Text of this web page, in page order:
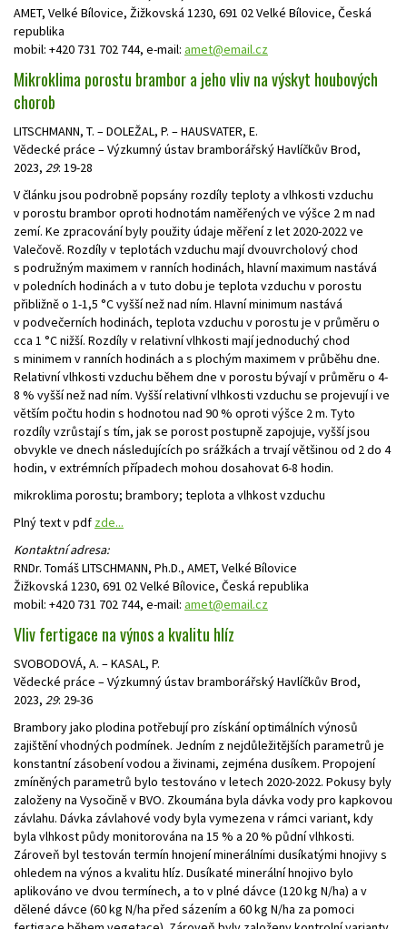
AMET, Velké Bílovice, Žižkovská 1230, 691 02 Velké Bílovice, Česká
republika
mobil: +420 731 702 744, e-mail: amet@email.cz
Mikroklima porostu brambor a jeho vliv na výskyt houbových
chorob
LITSCHMANN, T. – DOLEŽAL, P. – HAUSVATER, E.
Vědecké práce – Výzkumný ústav bramborářský Havlíčkův Brod,
2023, 29: 19-28
V článku jsou podrobně popsány rozdíly teploty a vlhkosti vzduchu
v porostu brambor oproti hodnotám naměřených ve výšce 2 m nad
zemí. Ke zpracování byly použity údaje měření z let 2020-2022 ve
Valečově. Rozdíly v teplotách vzduchu mají dvouvrcholový chod
s podružným maximem v ranních hodinách, hlavní maximum nastává
v poledních hodinách a v tuto dobu je teplota vzduchu v porostu
přibližně o 1-1,5 °C vyšší než nad ním. Hlavní minimum nastává
v podvečerních hodinách, teplota vzduchu v porostu je v průměru o
cca 1 °C nižší. Rozdíly v relativní vlhkosti mají jednoduchý chod
s minimem v ranních hodinách a s plochým maximem v průběhu dne.
Relativní vlhkosti vzduchu během dne v porostu bývají v průměru o 4-
8 % vyšší než nad ním. Vyšší relativní vlhkosti vzduchu se projevují i ve
větším počtu hodin s hodnotou nad 90 % oproti výšce 2 m. Tyto
rozdíly vzrůstají s tím, jak se porost postupně zapojuje, vyšší jsou
obvykle ve dnech následujících po srážkách a trvají většinou od 2 do 4
hodin, v extrémních případech mohou dosahovat 6-8 hodin.
mikroklima porostu; brambory; teplota a vlhkost vzduchu
Plný text v pdf zde...
Kontaktní adresa:
RNDr. Tomáš LITSCHMANN, Ph.D., AMET, Velké Bílovice
Žižkovská 1230, 691 02 Velké Bílovice, Česká republika
mobil: +420 731 702 744, e-mail: amet@email.cz
Vliv fertigace na výnos a kvalitu hlíz
SVOBODOVÁ, A. – KASAL, P.
Vědecké práce – Výzkumný ústav bramborářský Havlíčkův Brod,
2023, 29: 29-36
Brambory jako plodina potřebují pro získání optimálních výnosů
zajištění vhodných podmínek. Jedním z nejdůležitějších parametrů je
konstantní zásobení vodou a živinami, zejména dusíkem. Propojení
zmíněných parametrů bylo testováno v letech 2020-2022. Pokusy byly
založeny na Vysočině v BVO. Zkoumána byla dávka vody pro kapkovou
závlahu. Dávka závlahové vody byla vymezena v rámci variant, kdy
byla vlhkost půdy monitorována na 15 % a 20 % půdní vlhkosti.
Zároveň byl testován termín hnojení minerálními dusíkatými hnojivy s
ohledem na výnos a kvalitu hlíz. Dusíkaté minerální hnojivo bylo
aplikováno ve dvou termínech, a to v plné dávce (120 kg N/ha) a v
dělené dávce (60 kg N/ha před sázením a 60 kg N/ha za pomoci